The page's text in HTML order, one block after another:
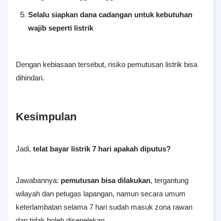
Selalu siapkan dana cadangan untuk kebutuhan
wajib seperti listrik
Dengan kebiasaan tersebut, risiko pemutusan listrik bisa
dihindari.
Kesimpulan
Jadi, telat bayar listrik 7 hari apakah diputus?
Jawabannya: pemutusan bisa dilakukan, tergantung
wilayah dan petugas lapangan, namun secara umum
keterlambatan selama 7 hari sudah masuk zona rawan